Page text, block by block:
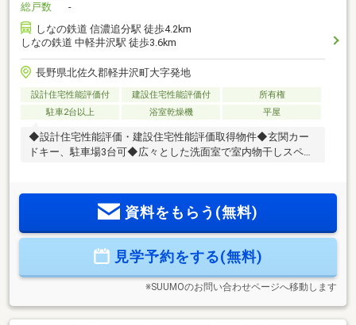
総戸数
-
しなの鉄道 信濃追分駅 徒歩4.2km
しなの鉄道 中軽井沢駅 徒歩3.6km
長野県北佐久郡軽井沢町大字発地
設計住宅性能評価付 建設住宅性能評価付
所有権
駐車2台以上
浴室乾燥機 平屋
◆設計住宅性能評価・建設住宅性能評価取得物件◆玄関カー
ドキー、駐車場3台可◆広々とした洗面室で室内物干しスペー
資料をもらう(無料)
見学予約をする(無料)
※SUUMOのお問い合わせページへ移動します